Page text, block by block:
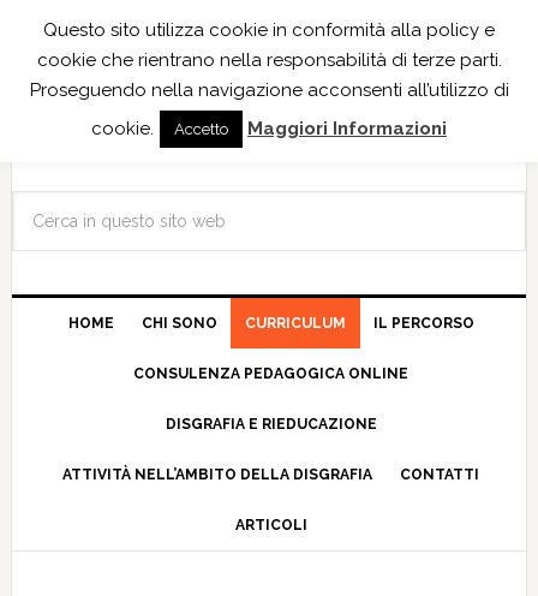
HOME CHI SONO CURRICULUM IL PERCORSO
CONSULENZA PEDAGOGICA ONLINE
DISGRAFIA E RIEDUCAZIONE
ATTIVITÀ NELL’AMBITO DELLA DISGRAFIA CONTATTI
ARTICOLI
Questo sito utilizza cookie in conformità alla policy e
cookie che rientrano nella responsabilità di terze parti.
Proseguendo nella navigazione acconsenti all’utilizzo di
cookie.
Accetto Maggiori Informazioni